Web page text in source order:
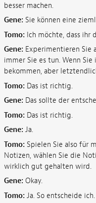
besser machen.
Gene: Sie können eine
Tomo: Ich möchte, dass ihr
Gene: Experimentieren Sie
immer Sie es tun. Wenn
bekommen, aber
Tomo: Das ist richtig.
Gene: Das sollte der
Tomo: Das ist richtig.
Gene: Ja.
Tomo: Spielen Sie also für
Notizen, wählen Sie die
wirklich gut gehalten wird.
Gene: Okay.
Tomo: Ja. So entscheide ich.